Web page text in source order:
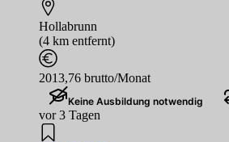
Hollabrunn
(4 km entfernt)
2013,76 brutto/Monat
Keine Ausbildung notwendig
vor 3 Tagen